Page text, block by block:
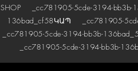
SHOP
_cc781905-5cde-3194-bb3b-
136bad_cf58ԿԱՊ _cc781905-
_cc781905-5cde-3194-bb3b-
_cc781905-5cde-3194-bb3b-